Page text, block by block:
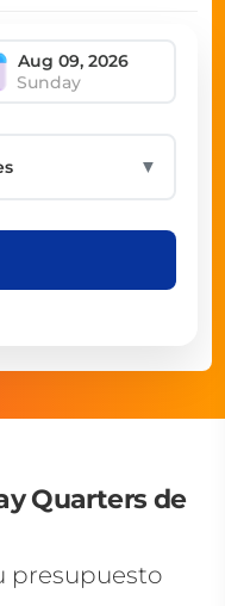
Sunday
▼
Quarters de
presupuesto